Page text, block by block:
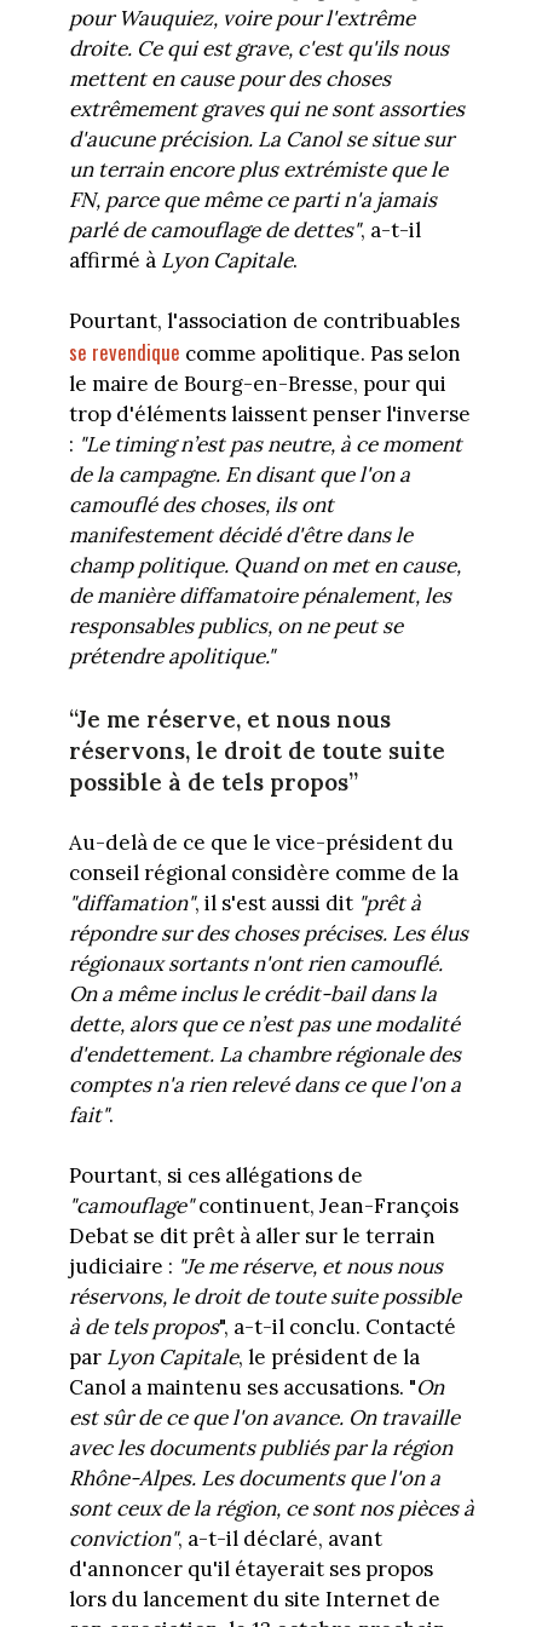
pour Wauquiez, voire pour l'extrême
droite. Ce qui est grave, c'est qu'ils nous
mettent en cause pour des choses
extrêmement graves qui ne sont assorties
d'aucune précision. La Canol se situe sur
un terrain encore plus extrémiste que le
FN, parce que même ce parti n'a jamais
parlé de camouflage de dettes", a-t-il
affirmé à Lyon Capitale.
Pourtant, l'association de contribuables
se revendique comme apolitique. Pas selon
le maire de Bourg-en-Bresse, pour qui
trop d'éléments laissent penser l'inverse
: "Le timing n’est pas neutre, à ce moment
de la campagne. En disant que l'on a
camouflé des choses, ils ont
manifestement décidé d'être dans le
champ politique. Quand on met en cause,
de manière diffamatoire pénalement, les
responsables publics, on ne peut se
prétendre apolitique."
“Je me réserve, et nous nous
réservons, le droit de toute suite
possible à de tels propos”
Au-delà de ce que le vice-président du
conseil régional considère comme de la
"diffamation", il s'est aussi dit "prêt à
répondre sur des choses précises. Les élus
régionaux sortants n'ont rien camouflé.
On a même inclus le crédit-bail dans la
dette, alors que ce n’est pas une modalité
d'endettement. La chambre régionale des
comptes n'a rien relevé dans ce que l'on a
fait".
Pourtant, si ces allégations de
"camouflage"continuent, Jean-François
Debat se dit prêt à aller sur le terrain
judiciaire : "Je me réserve, et nous nous
réservons, le droit de toute suite possible
à de tels propos", a-t-il conclu. Contacté
par Lyon Capitale, le président de la
Canol a maintenu ses accusations. "On
est sûr de ce que l'on avance. On travaille
avec les documents publiés par la région
Rhône-Alpes. Les documents que l'on a
sont ceux de la région, ce sont nos pièces à
conviction", a-t-il déclaré, avant
d'annoncer qu'il étayerait ses propos
lors du lancement du site Internet de